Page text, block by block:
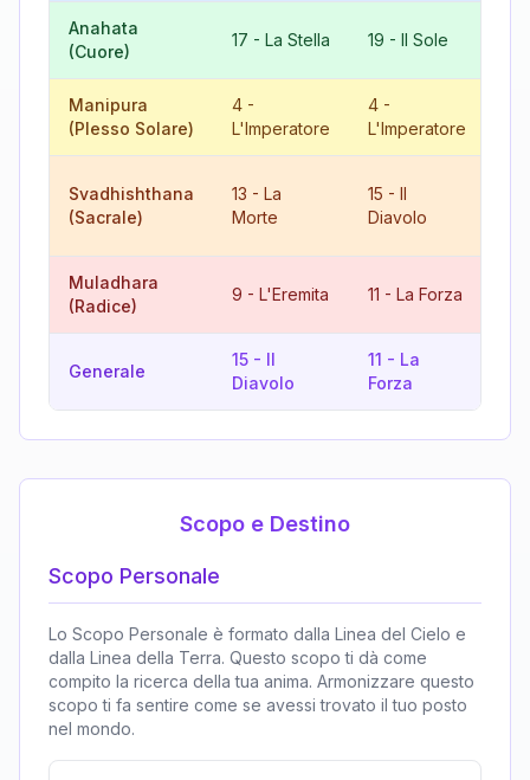
Anahata
(Cuore)
17 - La Stella 19 - Il Sole
Manipura
(Plesso Solare)
4 -
L'Imperatore
4 -
L'Imperatore
Svadhishthana
(Sacrale)
13 - La
Morte
15 - Il
Diavolo
Muladhara
(Radice)
9 - L'Eremita 11 - La Forza
Generale
15 - Il
Diavolo
11 - La
Forza
Scopo e Destino
Scopo Personale
Lo Scopo Personale è formato dalla Linea del Cielo e
dalla Linea della Terra. Questo scopo ti dà come
compito la ricerca della tua anima. Armonizzare questo
scopo ti fa sentire come se avessi trovato il tuo posto
nel mondo.